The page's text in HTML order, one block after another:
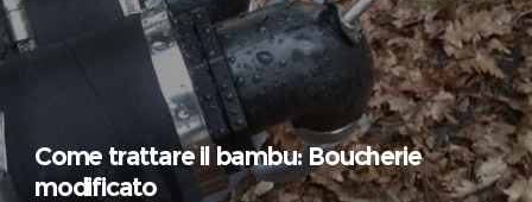
Come trattare il bambu: Boucherie
modificato